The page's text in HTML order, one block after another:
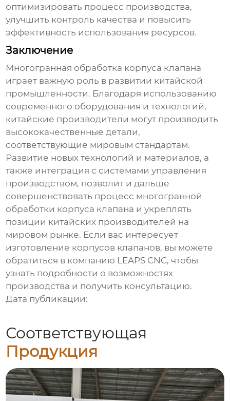
оптимизировать процесс производства,
улучшить контроль качества и повысить
эффективность использования ресурсов.
Заключение
Многогранная обработка корпуса клапана
играет важную роль в развитии китайской
промышленности. Благодаря использованию
современного оборудования и технологий,
китайские производители могут производить
высококачественные детали,
соответствующие мировым стандартам.
Развитие новых технологий и материалов, а
также интеграция с системами управления
производством, позволит и дальше
совершенствовать процесс многогранной
обработки корпуса клапана и укреплять
позиции китайских производителей на
мировом рынке. Если вас интересует
изготовление корпусов клапанов, вы можете
обратиться в компанию LEAPS CNC, чтобы
узнать подробности о возможностях
производства и получить консультацию.
Дата публикации:
Соответствующая
Продукция